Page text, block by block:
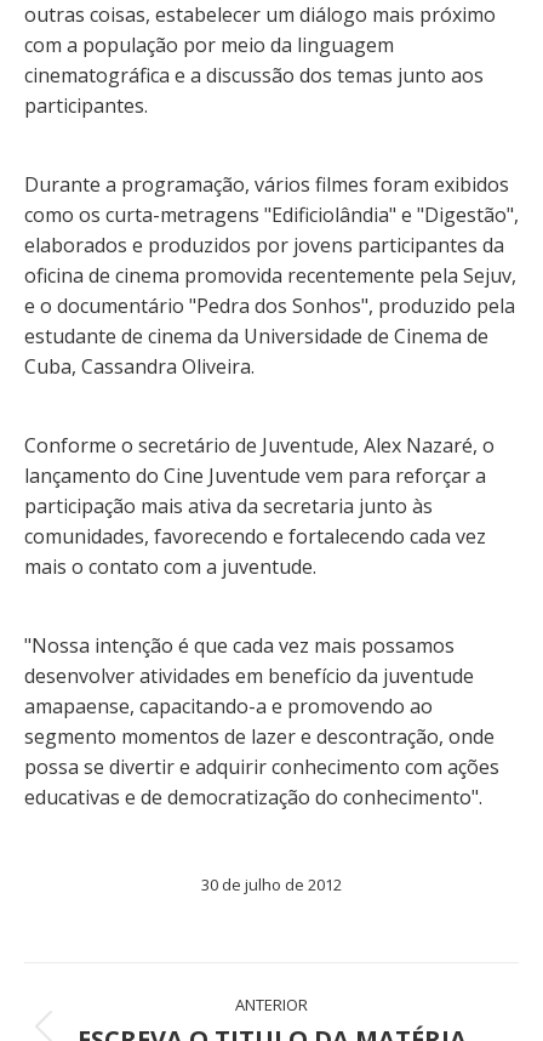
outras coisas, estabelecer um diálogo mais próximo
com a população por meio da linguagem
cinematográfica e a discussão dos temas junto aos
participantes.
Durante a programação, vários filmes foram exibidos
como os curta-metragens "Edificiolândia" e "Digestão",
elaborados e produzidos por jovens participantes da
oficina de cinema promovida recentemente pela Sejuv,
e o documentário "Pedra dos Sonhos", produzido pela
estudante de cinema da Universidade de Cinema de
Cuba, Cassandra Oliveira.
Conforme o secretário de Juventude, Alex Nazaré, o
lançamento do Cine Juventude vem para reforçar a
participação mais ativa da secretaria junto às
comunidades, favorecendo e fortalecendo cada vez
mais o contato com a juventude.
"Nossa intenção é que cada vez mais possamos
desenvolver atividades em benefício da juventude
amapaense, capacitando-a e promovendo ao
segmento momentos de lazer e descontração, onde
possa se divertir e adquirir conhecimento com ações
educativas e de democratização do conhecimento".
30 de julho de 2012
NavegaçãoANTERIOR